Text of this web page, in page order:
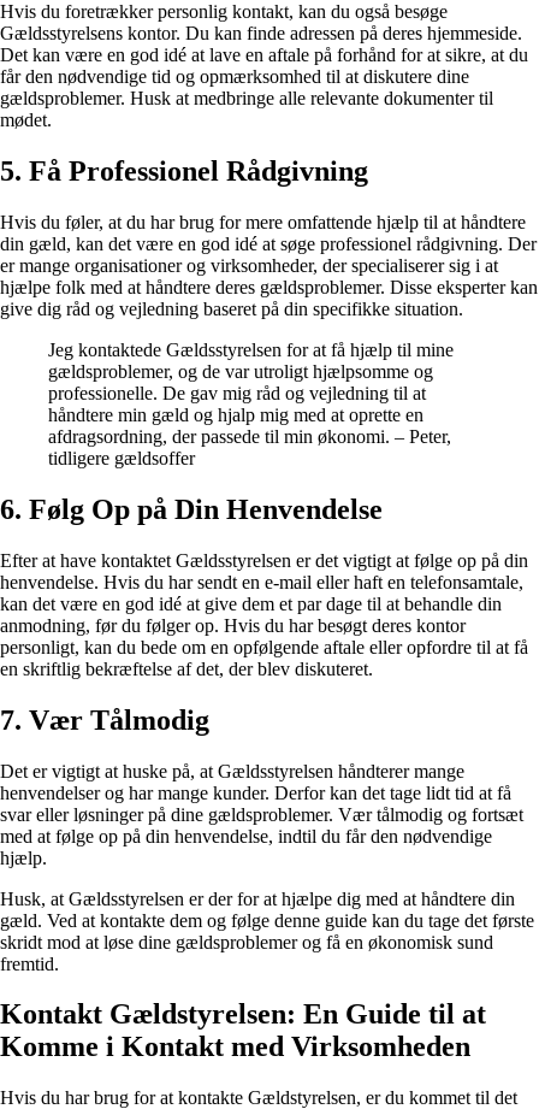
Hvis du foretrækker personlig kontakt, kan du også besøge
Gældsstyrelsens kontor. Du kan finde adressen på deres hjemmeside.
Det kan være en god idé at lave en aftale på forhånd for at sikre, at du
får den nødvendige tid og opmærksomhed til at diskutere dine
gældsproblemer. Husk at medbringe alle relevante dokumenter til
mødet.
5. Få Professionel Rådgivning
Hvis du føler, at du har brug for mere omfattende hjælp til at håndtere
din gæld, kan det være en god idé at søge professionel rådgivning. Der
er mange organisationer og virksomheder, der specialiserer sig i at
hjælpe folk med at håndtere deres gældsproblemer. Disse eksperter kan
give dig råd og vejledning baseret på din specifikke situation.
Jeg kontaktede Gældsstyrelsen for at få hjælp til mine
gældsproblemer, og de var utroligt hjælpsomme og
professionelle. De gav mig råd og vejledning til at
håndtere min gæld og hjalp mig med at oprette en
afdragsordning, der passede til min økonomi. – Peter,
tidligere gældsoffer
6. Følg Op på Din Henvendelse
Efter at have kontaktet Gældsstyrelsen er det vigtigt at følge op på din
henvendelse. Hvis du har sendt en e-mail eller haft en telefonsamtale,
kan det være en god idé at give dem et par dage til at behandle din
anmodning, før du følger op. Hvis du har besøgt deres kontor
personligt, kan du bede om en opfølgende aftale eller opfordre til at få
en skriftlig bekræftelse af det, der blev diskuteret.
7. Vær Tålmodig
Det er vigtigt at huske på, at Gældsstyrelsen håndterer mange
henvendelser og har mange kunder. Derfor kan det tage lidt tid at få
svar eller løsninger på dine gældsproblemer. Vær tålmodig og fortsæt
med at følge op på din henvendelse, indtil du får den nødvendige
hjælp.
Husk, at Gældsstyrelsen er der for at hjælpe dig med at håndtere din
gæld. Ved at kontakte dem og følge denne guide kan du tage det første
skridt mod at løse dine gældsproblemer og få en økonomisk sund
fremtid.
Kontakt Gældstyrelsen: En Guide til at
Komme i Kontakt med Virksomheden
Hvis du har brug for at kontakte Gældstyrelsen, er du kommet til det